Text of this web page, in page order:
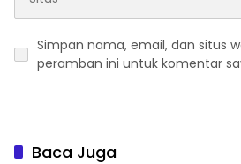
Simpan nama, email, dan situs
peramban ini untuk komentar
Baca Juga